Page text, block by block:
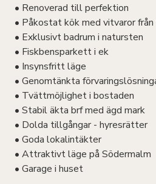
• Renoverad till perfektion
• Påkostat kök med vitvaror från
• Exklusivt badrum i natursten
• Fiskbensparkett i ek
• Insynsfritt läge
• Genomtänkta
• Tvättmöjlighet i bostaden
• Stabil äkta brf med ägd mark
• Dolda tillgångar - hyresrätter
• Goda lokalintäkter
• Attraktivt läge på Södermalm
• Garage i huset